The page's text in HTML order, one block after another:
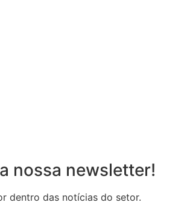
nossa newsletter!
dentro das notícias do setor.